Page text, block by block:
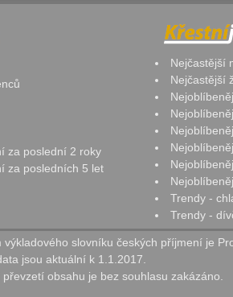
za poslední 2 roky
za posledních 5 let
Nejčastější
Nejčastější
Trendy -
Trendy -
slovníku českých příjmení je
jsou aktuální k 1.1.2017.
obsahu je bez souhlasu zakázáno.